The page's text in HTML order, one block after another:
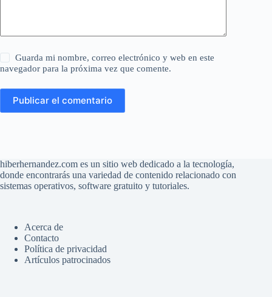
Guarda mi nombre, correo electrónico y web en este
navegador para la próxima vez que comente.
Publicar el comentario
hiberhernandez.com es un sitio web dedicado a la tecnología,
donde encontrarás una variedad de contenido relacionado con
sistemas operativos, software gratuito y tutoriales.
Acerca de
Contacto
Política de privacidad
Artículos patrocinados